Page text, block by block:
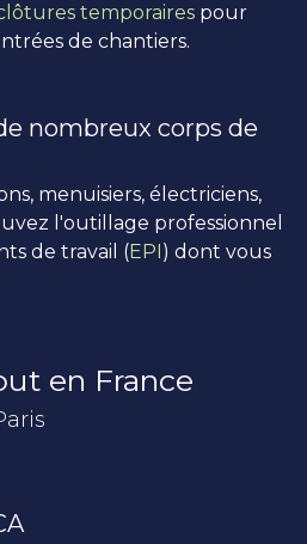
temporaires pour
de chantiers.
nombreux corps de
menuisiers, électriciens,
l'outillage professionnel
de travail (EPI ) dont vous
en France